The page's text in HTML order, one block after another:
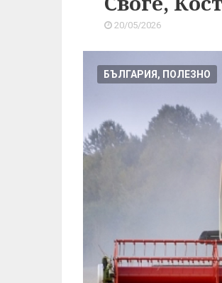
20/05/2026
БЪЛГАРИЯ, ПОЛЕЗНО